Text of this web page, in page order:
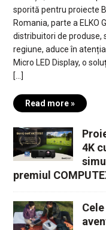
sporită pentru proiecte
Romania, parte a ELKO
distribuitori de produse,
regiune, aduce în
Micro LED Display, o
[…]
Read more »
4K
premiul